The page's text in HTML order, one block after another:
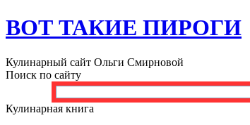
ВОТ ТАКИЕ ПИРОГИ
Кулинарный сайт Ольги Смирновой
Поиск по сайту
Кулинарная книга